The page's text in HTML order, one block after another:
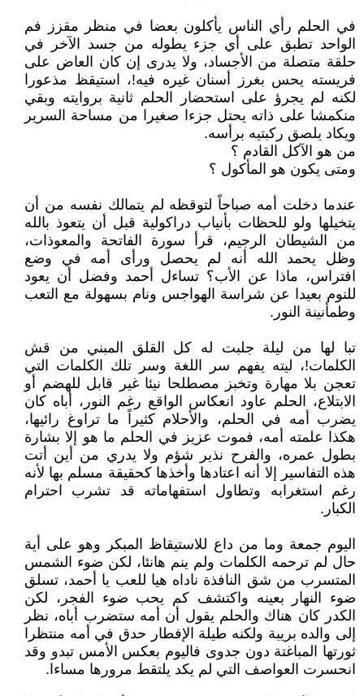
في الحلم رأي الناس يأكلون بعضا في منظر مقزز فم
الواحد تطبق على أي جزء يطوله من جسد الآخر في
حلقة متصلة من الأجساد، ولا يدرى إن كان العاض على
فريسته يحس بغرز أسنان غيره فيه!، استيقظ مذعورا
لكنه لم يجرؤ على استحضار الحلم ثانية بروايته وبقي
منكمشا على ذاته يحتل جزءا صغيرا من مساحة السرير
ويكاد يلصق ركبتيه برأسه.
من هو الآكل القادم ؟
ومتى يكون هو المأكول ؟
عندما دخلت أمه صباحاً لتوقظه لم يتمالك نفسه من أن
يتخيلها ولو للحظات بأنياب دراكولية قبل أن يتعوذ بالله
من الشيطان الرجيم، قرأ سورة الفاتحة والمعوذات،
وظل يحمد الله أنه لم يحصل ورأى أمه في وضع
افتراس، ماذا عن الأب؟ تساءل أحمد وفضل أن يعود
للنوم بعيدا عن شراسة الهواجس ونام بسهولة مع التعب
وطمأنينة النور.
تبا لها من ليلة جلبت له كل القلق المبني من قش
الكلمات!، ليته يفهم سر اللغة وسر تلك الكلمات التي
تعجن بلا مهارة وتخبز مصطلحا نيئا غير قابل للهضم أو
الابتلاع، الحلم عاود انعكاس الواقع رغم النور، أباه كان
يضرب أمه في الحلم، والأحلام كثيراً ما تراوغ رائيها،
هكذا علمته أمه، فموت عزيز في الحلم ما هو إلا بشارة
بطول عمره، والفرح نذير شؤم ولا يدري من أين أتت
هذه التفاسير إلا أنه اعتادها وأخذها كحقيقة مسلم بها لأنه
رغم استغرابه وتطاول استفهاماته قد تشرب احترام
الكبار.
اليوم جمعة وما من داع للاستيقاظ المبكر وهو على أية
حال لم ترحمه الكلمات ولم ينم هانئا، لكن ضوء الشمس
المتسرب من شق النافذة ناداه هيا للعب يا أحمد، تسلق
ضوء النهار بعينه واكتشف كم يحب ضوء الفجر، لكن
الكدر كان هناك والحلم يقول أن أمه ستضرب أباه، نظر
إلى والده بريبة ولكنه طيلة الإفطار حدق في أمه منتظرا
ثورتها المباغتة دون جدوى فاليوم بعكس الأمس تبدو وقد
انحسرت العواصف التي لم يكد يلتقط مرورها مساءا.